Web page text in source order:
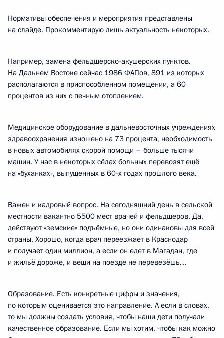
Нормативы обеспечения и мероприятия представлены
на слайде. Прокомментирую лишь актуальность некоторых.
Например, замена фельдшерско-акушерских пунктов.
На Дальнем Востоке сейчас 1986 ФАПов, 891 из которых
располагаются в приспособленном помещении, а 60
процентов из них с печным отоплением.
Медицинское оборудование в дальневосточных учреждениях
здравоохранения изношено на 73 процента, необходимость
в новых автомобилях скорой помощи – больше тысячи
машин. У нас в некоторых сёлах больных перевозят ещё
на «буханках», выпущенных в 60-х годах прошлого века.
Важен и кадровый вопрос. На сегодняшний день в сельской
местности вакантно 5500 мест врачей и фельдшеров. Да,
действуют «земские» подъёмные, но они одинаковы для всей
страны. Хорошо, когда врач переезжает в Краснодар
и получает один миллион, а если он едет в Магадан, где
и жильё дороже, и вещи на поезде не перевезёшь…
Образование. Есть конкретные цифры и значения,
по которым оценивается это направление. А если в словах,
то мы должны создать условия, чтобы наши дети получали
качественное образование. Если мы хотим, чтобы как можно